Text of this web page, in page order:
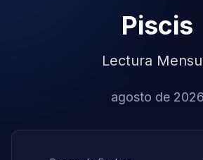
Piscis
Lectura
agosto de 2026